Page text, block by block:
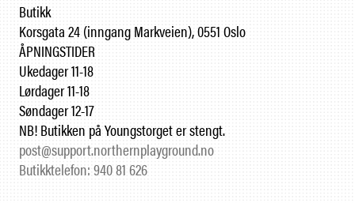
Butikk
Korsgata 24 (inngang Markveien), 0551 Oslo
ÅPNINGSTIDER
Ukedager 11-18
Lørdager 11-18
Søndager 12-17
NB! Butikken på Youngstorget er stengt.
post@support.northernplayground.no
Butikktelefon: 940 81 626